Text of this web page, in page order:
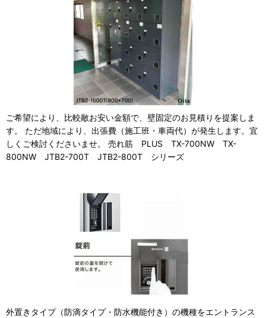
ご希望により、比較敵お安い金額で、壁固定のお見積りを提案しま
す。 ただ地域により、出張費（施工班・車両代）が発生します。宜
しくご検討くださいませ。 売れ筋 PLUS TX-700NW TX-
800NW JTB2-700T JTB2-800T シリーズ
外置きタイプ（防滴タイプ・防水機能付き）の機種をエントランス